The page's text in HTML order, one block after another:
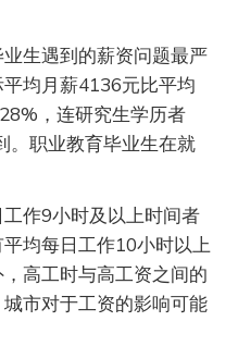
生遇到的薪资问题最严
均月薪4136元比平均
，连研究生学历者
。职业教育毕业生在就
作9小时及以上时间者
均每日工作10小时以上
高工时与高工资之间的
市对于工资的影响可能